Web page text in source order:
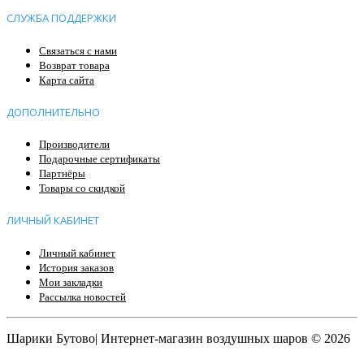
СЛУЖБА ПОДДЕРЖКИ
Связаться с нами
Возврат товара
Карта сайта
ДОПОЛНИТЕЛЬНО
Производители
Подарочные сертификаты
Партнёры
Товары со скидкой
ЛИЧНЫЙ КАБИНЕТ
Личный кабинет
История заказов
Мои закладки
Рассылка новостей
Шарики Бутово| Интернет-магазин воздушных шаров © 2026